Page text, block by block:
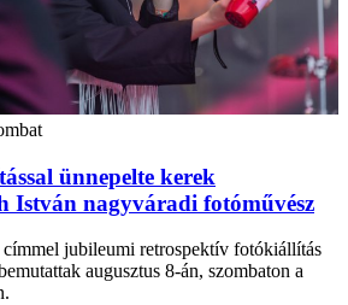
ünnepelte kerek
István nagyváradi fotóművész
jubileumi retrospektív fotókiállítás
augusztus 8-án, szombaton a